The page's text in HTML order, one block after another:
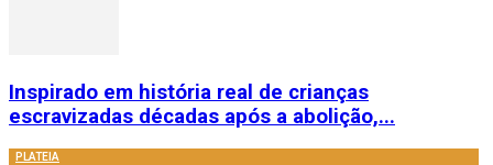
Inspirado em história real de crianças
escravizadas décadas após a abolição,...
PLATEIA